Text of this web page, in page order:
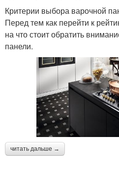
Критерии выбора варочной
Перед тем как перейти к
на что стоит обратить
панели.
читать дальше →